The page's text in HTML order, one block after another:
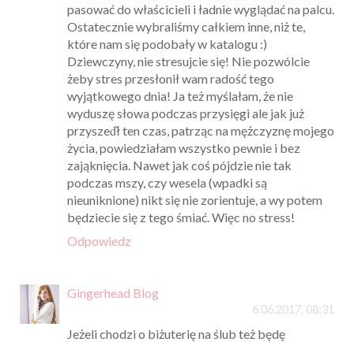
pasować do właścicieli i ładnie wyglądać na palcu.
Ostatecznie wybraliśmy całkiem inne, niż te,
które nam się podobały w katalogu :)
Dziewczyny, nie stresujcie się! Nie pozwólcie
żeby stres przesłonił wam radość tego
wyjątkowego dnia! Ja też myślałam, że nie
wyduszę słowa podczas przysięgi ale jak już
przyszeďł ten czas, patrząc na mężczyznę mojego
życia, powiedziałam wszystko pewnie i bez
zająknięcia. Nawet jak coś pójdzie nie tak
podczas mszy, czy wesela (wpadki są
nieuniknione) nikt się nie zorientuje, a wy potem
będziecie się z tego śmiać. Więc no stress!
Odpowiedz
Gingerhead Blog
6.06.2017, 08:31
Jeżeli chodzi o biżuterię na ślub też będę